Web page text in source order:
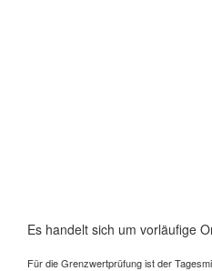
Es handelt sich um vorläufige
Für die Grenzwertprüfung ist der